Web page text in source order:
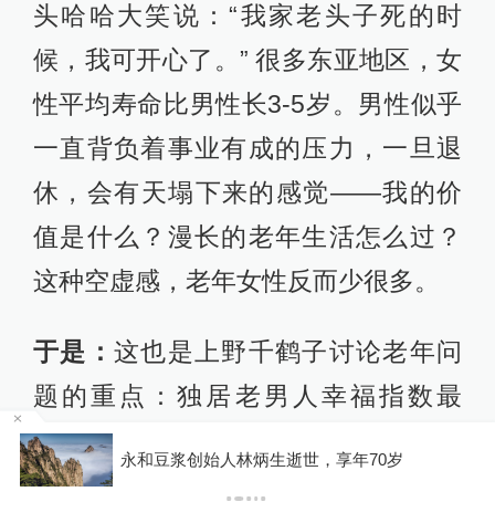
头哈哈大笑说：“我家老头子死的时
候，我可开心了。” 很多东亚地区，女
性平均寿命比男性长3-5岁。男性似乎
一直背负着事业有成的压力，一旦退
休，会有天塌下来的感觉——我的价
值是什么？漫长的老年生活怎么过？
这种空虚感，老年女性反而少很多。
于是： 这也是上野千鹤子讨论老年问
题的重点：独居老男人幸福指数最
低。因为他们前半生大多是被女性照
料的，一旦退休独居不知道如何照顾
永和豆浆创始人林炳生逝世，享年70岁